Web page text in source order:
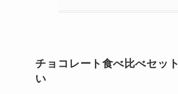
チョコレート食べ比べセッ
い